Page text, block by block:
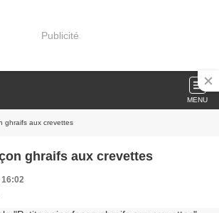
Publicité
MENU
ghraifs aux crevettes
ghraifs aux crevettes
16:02